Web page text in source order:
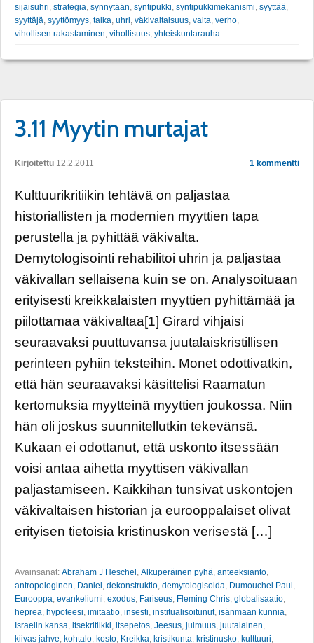
sijaisuhri strategia synnytään syntipukki syntipukkimekanismi syyttää
syyttäjä syyttömyys taika uhri väkivaltaisuus valta verho
vihollisen rakastaminen vihollisuus yhteiskuntarauha
3.11 Myytin murtajat
Kirjoitettu 12.2.2011 1 kommentti
Kulttuurikritiikin tehtävä on paljastaa
historiallisten ja modernien myyttien tapa
perustella ja pyhittää väkivalta.
Demytologisointi rehabilitoi uhrin ja paljastaa
väkivallan sellaisena kuin se on. Analysoituaan
erityisesti kreikkalaisten myyttien pyhittämää ja
piilottamaa väkivaltaa[1] Girard vihjaisi
seuraavaksi puuttuvansa juutalaiskristillisen
perinteen pyhiin teksteihin. Monet odottivatkin,
että hän seuraavaksi käsittelisi Raamatun
kertomuksia myytteinä myyttien joukossa. Niin
hän oli joskus suunnitellutkin tekevänsä.
Kukaan ei odottanut, että uskonto itsessään
voisi antaa aihetta myyttisen väkivallan
paljastamiseen. Kaikkihan tunsivat uskontojen
väkivaltaisen historian ja eurooppalaiset olivat
erityisen tietoisia kristinuskon verisestä […]
Avainsanat: Abraham J Heschel , Alkuperäinen pyhä, anteeksianto,
antropologinen, Daniel , dekonstruktio, demytologisoida, Dumouchel Paul ,
Eurooppa, evankeliumi, exodus, Fariseus, Fleming Chris, globalisaatio,
heprea, hypoteesi, imitaatio, insesti, institualisoitunut, isänmaan kunnia,
Israelin kansa, itsekritiikki, itsepetos, Jeesus, julmuus, juutalainen,
kiivas jahve, kohtalo, kosto, Kreikka, kristikunta, kristinusko, kulttuuri,